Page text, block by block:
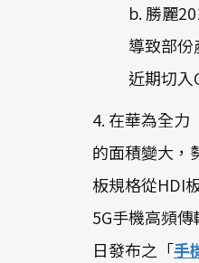
b. 勝麗
導致部
近期切入
4. 在華為全力
的面積變大，
板規格從HDI
5G手機高頻
日發布之「手